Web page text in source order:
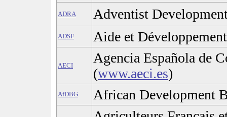
ADRA Adventist
ADSF Aide et
AECI
Agencia Española de
(www.aeci.es)
AfDBG African Development